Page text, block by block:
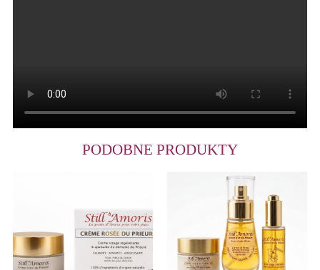
PODOBNE PRODUKTY